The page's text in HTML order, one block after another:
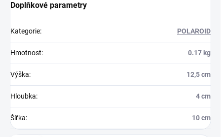
Doplňkové parametry
Kategorie: POLAROID
Hmotnost: 0.17 kg
Výška: 12,5 cm
Hloubka: 4 cm
Šířka: 10 cm